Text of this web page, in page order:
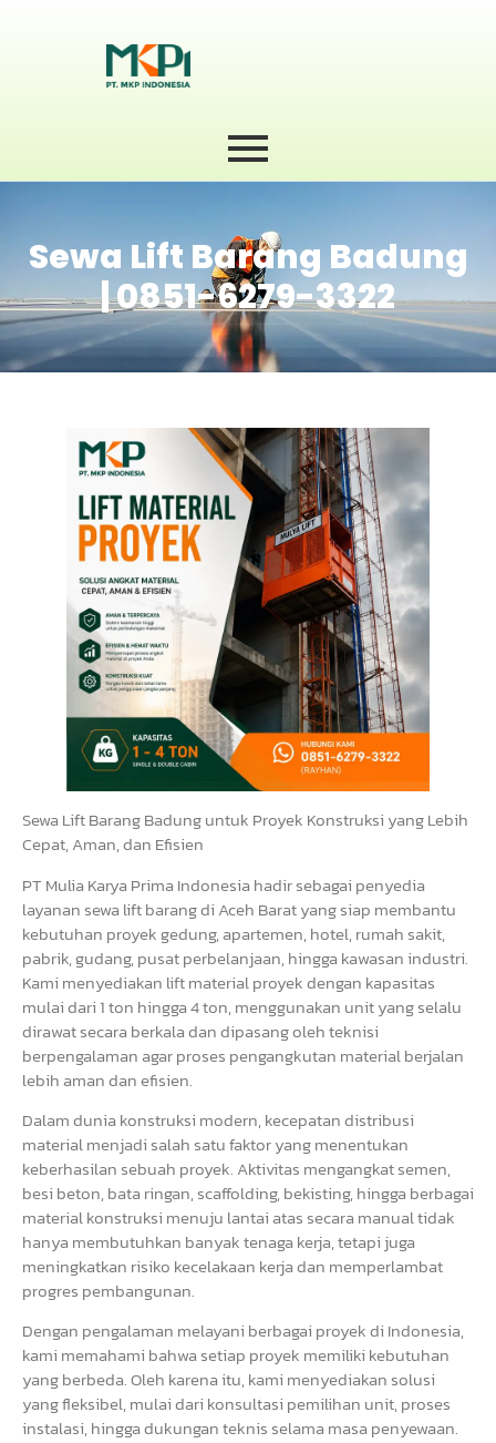
Sewa Lift Barang Badung
| 0851-6279-3322
Sewa Lift Barang Badung untuk Proyek Konstruksi yang Lebih
Cepat, Aman, dan Efisien
PT Mulia Karya Prima Indonesia hadir sebagai penyedia
layanan sewa lift barang di Aceh Barat yang siap membantu
kebutuhan proyek gedung, apartemen, hotel, rumah sakit,
pabrik, gudang, pusat perbelanjaan, hingga kawasan industri.
Kami menyediakan lift material proyek dengan kapasitas
mulai dari 1 ton hingga 4 ton, menggunakan unit yang selalu
dirawat secara berkala dan dipasang oleh teknisi
berpengalaman agar proses pengangkutan material berjalan
lebih aman dan efisien.
Dalam dunia konstruksi modern, kecepatan distribusi
material menjadi salah satu faktor yang menentukan
keberhasilan sebuah proyek. Aktivitas mengangkat semen,
besi beton, bata ringan, scaffolding, bekisting, hingga berbagai
material konstruksi menuju lantai atas secara manual tidak
hanya membutuhkan banyak tenaga kerja, tetapi juga
meningkatkan risiko kecelakaan kerja dan memperlambat
progres pembangunan.
Dengan pengalaman melayani berbagai proyek di Indonesia,
kami memahami bahwa setiap proyek memiliki kebutuhan
yang berbeda. Oleh karena itu, kami menyediakan solusi
yang fleksibel, mulai dari konsultasi pemilihan unit, proses
instalasi, hingga dukungan teknis selama masa penyewaan.